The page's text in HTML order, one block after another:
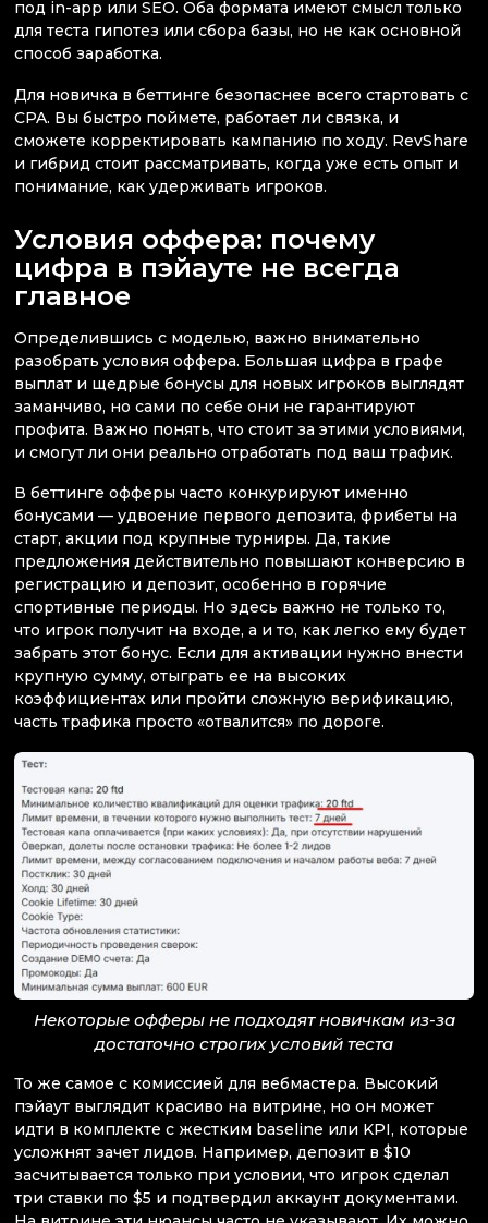
под in-app или SEO. Оба формата имеют смысл только
для теста гипотез или сбора базы, но не как основной
способ заработка.
Для новичка в беттинге безопаснее всего стартовать с
CPA. Вы быстро поймете, работает ли связка, и
сможете корректировать кампанию по ходу. RevShare
и гибрид стоит рассматривать, когда уже есть опыт и
понимание, как удерживать игроков.
Условия оффера: почему
цифра в пэйауте не всегда
главное
Определившись с моделью, важно внимательно
разобрать условия оффера. Большая цифра в графе
выплат и щедрые бонусы для новых игроков выглядят
заманчиво, но сами по себе они не гарантируют
профита. Важно понять, что стоит за этими условиями,
и смогут ли они реально отработать под ваш трафик.
В беттинге офферы часто конкурируют именно
бонусами — удвоение первого депозита, фрибеты на
старт, акции под крупные турниры. Да, такие
предложения действительно повышают конверсию в
регистрацию и депозит, особенно в горячие
спортивные периоды. Но здесь важно не только то,
что игрок получит на входе, а и то, как легко ему будет
забрать этот бонус. Если для активации нужно внести
крупную сумму, отыграть ее на высоких
коэффициентах или пройти сложную верификацию,
часть трафика просто «отвалится» по дороге.
Некоторые офферы не подходят новичкам из-за
достаточно строгих условий теста
То же самое с комиссией для вебмастера. Высокий
пэйаут выглядит красиво на витрине, но он может
идти в комплекте с жестким baseline или KPI, которые
усложнят зачет лидов. Например, депозит в $10
засчитывается только при условии, что игрок сделал
три ставки по $5 и подтвердил аккаунт документами.